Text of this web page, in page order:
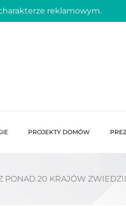
reklamowym.
PROJEKTY DOMÓW
PONAD 20 KRAJÓW